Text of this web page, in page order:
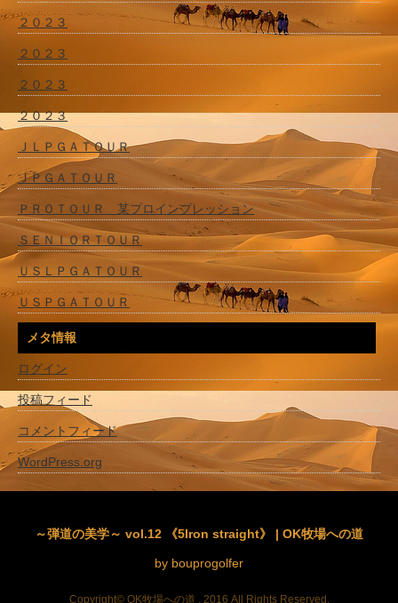
２０２３
２０２３
２０２３
２０２３
ＪＬＰＧＡＴＯＵＲ
ＪＰＧＡＴＯＵＲ
ＰＲＯＴＯＵＲ 某プロインプレッション
ＳＥＮＩＯＲＴＯＵＲ
ＵＳＬＰＧＡＴＯＵＲ
ＵＳＰＧＡＴＯＵＲ
メタ情報
ログイン
投稿フィード
コメントフィード
WordPress.org
～弾道の美学～ vol.12 《5Iron straight》 | OK牧場への道
by bouprogolfer
Copyright© OK牧場への道 , 2016 All Rights Reserved.